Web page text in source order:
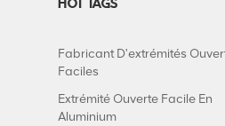
HOT TAGS
Fabricant D'extrémités
Faciles
Extrémité Ouverte Facile En
Aluminium